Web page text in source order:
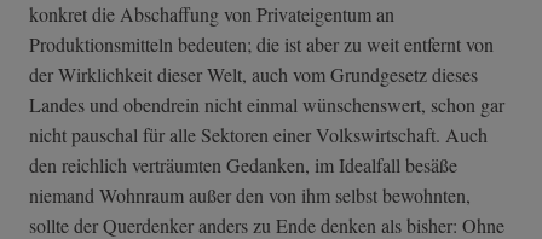
konkret die Abschaffung von Privateigentum an
Produktionsmitteln bedeuten; die ist aber zu weit entfernt von
der Wirklichkeit dieser Welt, auch vom Grundgesetz dieses
Landes und obendrein nicht einmal wünschenswert, schon gar
nicht pauschal für alle Sektoren einer Volkswirtschaft. Auch
den reichlich verträumten Gedanken, im Idealfall besäße
niemand Wohnraum außer den von ihm selbst bewohnten,
sollte der Querdenker anders zu Ende denken als bisher: Ohne